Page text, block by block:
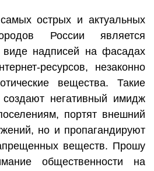
острых и актуальных
России является
виде надписей на фасадах
ресурсов, незаконно
вещества. Такие
негативный имидж
портят внешний
но и пропагандируют
веществ. Прошу
общественности на